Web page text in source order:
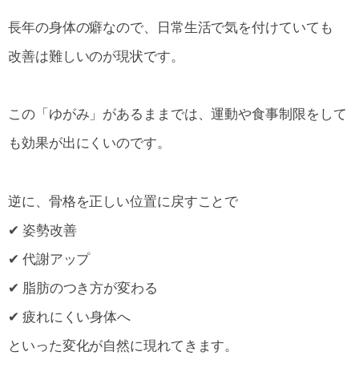
長年の身体の癖なので、日常生活で気を付けていても
改善は難しいのが現状です。
この「ゆがみ」があるままでは、運動や食事制限をして
も効果が出にくいのです。
逆に、骨格を正しい位置に戻すことで
✔ 姿勢改善
✔ 代謝アップ
✔ 脂肪のつき方が変わる
✔ 疲れにくい身体へ
といった変化が自然に現れてきます。